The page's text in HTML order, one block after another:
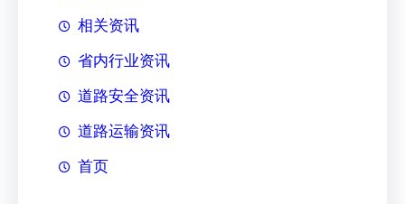
相关资讯
省内行业资讯
道路安全资讯
道路运输资讯
首页